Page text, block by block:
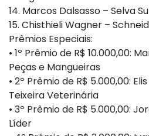
14. Marcos Dalsasso – Selva
15. Chisthieli Wagner –
Prêmios Especiais:
• 1º Prêmio de R$ 10.000,00:
Peças e Mangueiras
• 2º Prêmio de R$ 5.000,00:
Teixeira Veterinária
• 3º Prêmio de R$ 5.000,00:
Líder